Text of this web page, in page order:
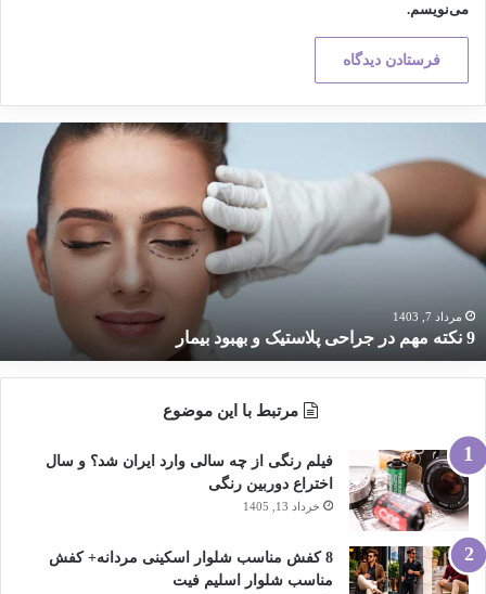
می‌نویسم.
مهم
جراحی
پلاستیک
و
بیمارمرداد 7, 1403
9 نکته مهم در جراحی پلاستیک و بهبود بیمار
مرتبط با این موضوع
فیلم رنگی از چه سالی وارد ایران شد؟ و سال
اختراع دوربین رنگی
خرداد 13, 1405
8 کفش مناسب شلوار اسکینی مردانه+ کفش
مناسب شلوار اسلیم فیت